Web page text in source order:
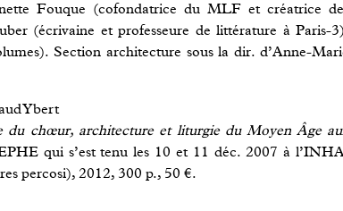
Fouque (cofondatrice du MLF et créatrice
(écrivaine et professeure de littérature à Paris-
Section architecture sous la dir. d’Anne-
Ybert
du chœur, architecture et liturgie du Moyen Âge
qui s’est tenu les 10 et 11 déc. 2007 à
percosi), 2012, 300 p., 50 €.